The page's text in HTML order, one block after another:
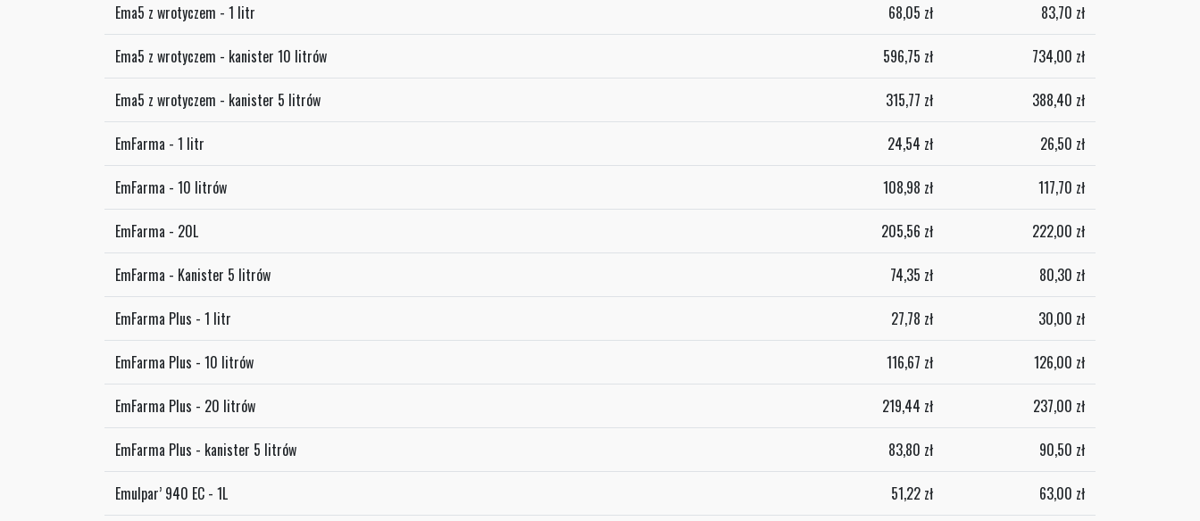
Ema5 z wrotyczem - 1 litr 68,05 zł 83,70 zł
Ema5 z wrotyczem - kanister 10 litrów 596,75 zł 734,00 zł
Ema5 z wrotyczem - kanister 5 litrów 315,77 zł 388,40 zł
EmFarma - 1 litr 24,54 zł 26,50 zł
EmFarma - 10 litrów 108,98 zł 117,70 zł
EmFarma - 20L 205,56 zł 222,00 zł
EmFarma - Kanister 5 litrów 74,35 zł 80,30 zł
EmFarma Plus - 1 litr 27,78 zł 30,00 zł
EmFarma Plus - 10 litrów 116,67 zł 126,00 zł
EmFarma Plus - 20 litrów 219,44 zł 237,00 zł
EmFarma Plus - kanister 5 litrów 83,80 zł 90,50 zł
Emulpar’ 940 EC - 1L 51,22 zł 63,00 zł